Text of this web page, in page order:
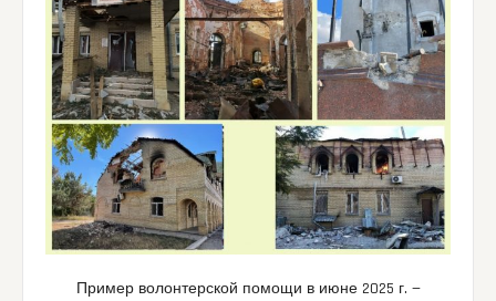
Пример волонтерской помощи в июне 2025 г. —